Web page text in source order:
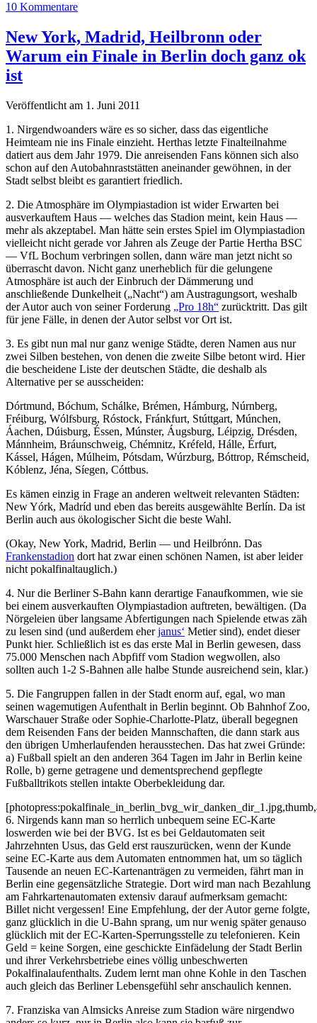
10 Kommentare
New York, Madrid, Heilbronn oder
Warum ein Finale in Berlin doch ganz ok
ist
Veröffentlicht am 1. Juni 2011
1. Nirgendwoanders wäre es so sicher, dass das eigentliche
Heimteam nie ins Finale einzieht. Herthas letzte Finalteilnahme
datiert aus dem Jahr 1979. Die anreisenden Fans können sich also
schon auf den Autobahnraststätten aneinander gewöhnen, in der
Stadt selbst bleibt es garantiert friedlich.
2. Die Atmosphäre im Olympiastadion ist wider Erwarten bei
ausverkauftem Haus — welches das Stadion meint, kein Haus —
mehr als akzeptabel. Man hätte sein erstes Spiel im Olympiastadion
vielleicht nicht gerade vor Jahren als Zeuge der Partie Hertha BSC
— VfL Bochum verbringen sollen, dann wäre man jetzt nicht so
überrascht davon. Nicht ganz unerheblich für die gelungene
Atmosphäre ist auch der Einbruch der Dämmerung und
anschließende Dunkelheit („Nacht“) am Austragungsort, weshalb
der Autor auch von seiner Forderung „Pro 18h“ zurücktritt. Das gilt
für jene Fälle, in denen der Autor selbst vor Ort ist.
3. Es gibt nun mal nur ganz wenige Städte, deren Namen aus nur
zwei Silben bestehen, von denen die zweite Silbe betont wird. Hier
die bescheidene Liste der deutschen Städte, die deshalb als
Alternative per se ausscheiden:
Dórtmund, Bóchum, Schálke, Brémen, Hámburg, Núrnberg,
Fréiburg, Wólfsburg, Róstock, Fránkfurt, Stúttgart, Múnchen,
Áachen, Dúisburg, Éssen, Múnster, Áugsburg, Léipzig, Drésden,
Mánnheim, Bráunschweig, Chémnitz, Kréfeld, Hálle, Érfurt,
Kássel, Hágen, Múlheim, Pótsdam, Wúrzburg, Bóttrop, Rémscheid,
Kóblenz, Jéna, Síegen, Cóttbus.
Es kämen einzig in Frage an anderen weltweit relevanten Städten:
New Yórk, Madríd und eben das bereits ausgewählte Berlín. Da ist
Berlin auch aus ökologischer Sicht die beste Wahl.
(Okay, New York, Madrid, Berlin — und Heilbrónn. Das
Frankenstadion dort hat zwar einen schönen Namen, ist aber leider
nicht pokalfinaltauglich.)
4. Nur die Berliner S-Bahn kann derartige Fanaufkommen, wie sie
bei einem ausverkauften Olympiastadion auftreten, bewältigen. (Da
Nörgeleien über langsame Abfertigungen nach Spielende etwas zäh
zu lesen sind (und außerdem eherjanus‘ Metier sind), endet dieser
Punkt hier. Schließlich ist es das erste Mal in Berlin gewesen, dass
75.000 Menschen nach Abpfiff vom Stadion wegwollen, also
sollten auch 1-2 S-Bahnen alle halbe Stunde ausreichend sein, klar.)
5. Die Fangruppen fallen in der Stadt enorm auf, egal, wo man
seinen wagemutigen Aufenthalt in Berlin beginnt. Ob Bahnhof Zoo,
Warschauer Straße oder Sophie-Charlotte-Platz, überall begegnen
dem Reisenden Fans der beiden Mannschaften, die dann stark aus
den übrigen Umherlaufenden herausstechen. Das hat zwei Gründe:
a) Fußball spielt an den anderen 364 Tagen im Jahr in Berlin keine
Rolle, b) gerne getragene und dementsprechend gepflegte
Fußballtrikots stellen intakte Oberbekleidung dar.
6. Nirgends kann man so herrlich unbequem seine EC-Karte
loswerden wie bei der BVG. Ist es bei Geldautomaten seit
Jahrzehnten Usus, das Geld erst rauszurücken, wenn der Kunde
seine EC-Karte aus dem Automaten entnommen hat, um so täglich
Tausende an neuen EC-Kartenanträgen zu vermeiden, fährt man in
Berlin eine gegensätzliche Strategie. Dort wird man nach Bezahlung
am Fahrkartenautomaten extensiv darauf aufmerksam gemacht:
Billet nicht vergessen! Eine Empfehlung, der der Autor gerne folgte,
ganz glücklich in die U-Bahn sprang, um nur wenig später genauso
glücklich mit der EC-Karten-Sperrungsstelle zu telefonieren. Kein
Geld = keine Sorgen, eine geschickte Einfädelung der Stadt Berlin
und ihrer Verkehrsbetriebe eines völlig unbeschwerten
Pokalfinalaufenthalts. Zudem lernt man ohne Kohle in den Taschen
auch gleich das Berliner Lebensgefühl sehr anschaulich kennen.
7. Franziska van Almsicks Anreise zum Stadion wäre nirgendwo